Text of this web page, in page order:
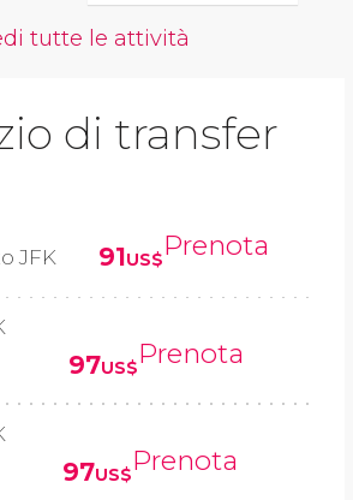
tutte le attività
di transfer
JFK
91US$Prenota
97US$Prenota
97US$Prenota